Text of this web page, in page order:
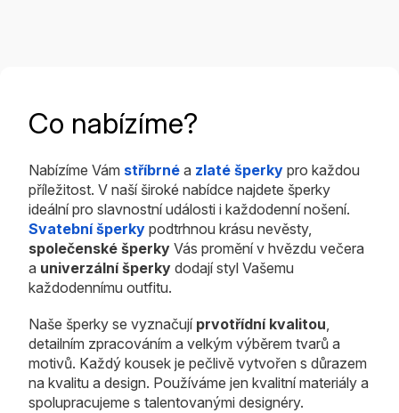
Co nabízíme?
Nabízíme Vám stříbrné a zlaté šperky pro každou
příležitost. V naší široké nabídce najdete šperky
ideální pro slavnostní události i každodenní nošení.
Svatební šperky podtrhnou krásu nevěsty,
společenské šperky Vás promění v hvězdu večera
a univerzální šperky dodají styl Vašemu
každodennímu outfitu.
Naše šperky se vyznačují prvotřídní kvalitou,
detailním zpracováním a velkým výběrem tvarů a
motivů. Každý kousek je pečlivě vytvořen s důrazem
na kvalitu a design. Používáme jen kvalitní materiály a
spolupracujeme s talentovanými designéry.